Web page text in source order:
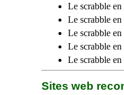
Le scrabble en
Le scrabble en
Le scrabble
Le scrabble en
Le scrabble
Sites web